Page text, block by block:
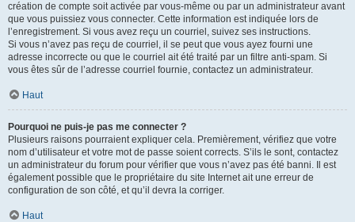
création de compte soit activée par vous-même ou par un administrateur avant
que vous puissiez vous connecter. Cette information est indiquée lors de
l’enregistrement. Si vous avez reçu un courriel, suivez ses instructions.
Si vous n’avez pas reçu de courriel, il se peut que vous ayez fourni une
adresse incorrecte ou que le courriel ait été traité par un filtre anti-spam. Si
vous êtes sûr de l’adresse courriel fournie, contactez un administrateur.
Haut
Pourquoi ne puis-je pas me connecter ?
Plusieurs raisons pourraient expliquer cela. Premièrement, vérifiez que votre
nom d’utilisateur et votre mot de passe soient corrects. S’ils le sont, contactez
un administrateur du forum pour vérifier que vous n’avez pas été banni. Il est
également possible que le propriétaire du site Internet ait une erreur de
configuration de son côté, et qu’il devra la corriger.
Haut